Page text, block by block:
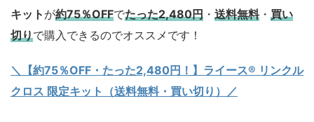
キット が約75％OFFでたった2,480円 ・ 送料無料・ 買い
切りで購入できるのでオススメです！
＼【約75％OFF・たった2,480円！ 】ライース® リンクル
クロス 限定キット（送料無料・買い切り）／